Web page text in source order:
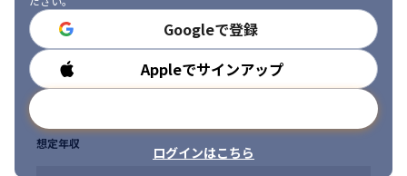
Googleで登録
Appleでサインアップ
ログインはこちら
勤務時間
想定年収